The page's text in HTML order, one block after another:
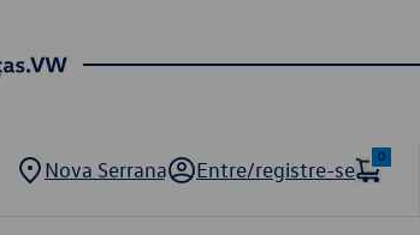
Nova Serrana Entre/registre-se
0